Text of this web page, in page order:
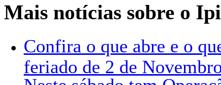
Mais notícias sobre o
Confira o que abre e o
feriado de 2 de